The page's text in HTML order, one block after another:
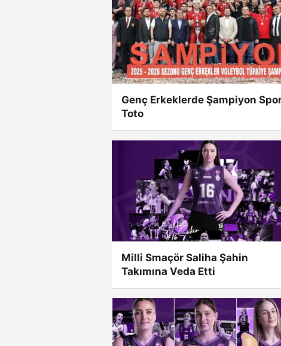
Genç Erkeklerde Şampiyon
Toto
Milli Smaçör Saliha Şahin
Takımına Veda Etti